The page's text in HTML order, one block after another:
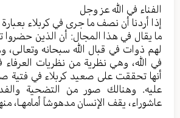
الفناء في الله عز وجل
إذا أردنا أن نصف ما جرى في كربلاء
ما يقال في هذا المجال: أن الذين حضروا
لهم ذوات في قبال الله سبحانه وتعالى،
في الله، وهي نظرية من نظريات العرفاء
أنها تحققت على صعيد كربلاء في فتية
عليه. وهنالك صور من التضحية
عاشوراء، يقف الإنسان مدهوشاً أمامهـا،